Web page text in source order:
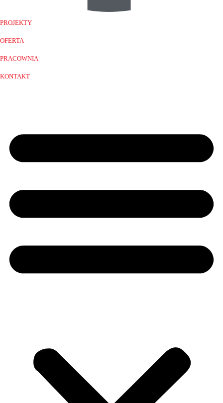
PROJEKTY
OFERTA
PRACOWNIA
KONTAKT